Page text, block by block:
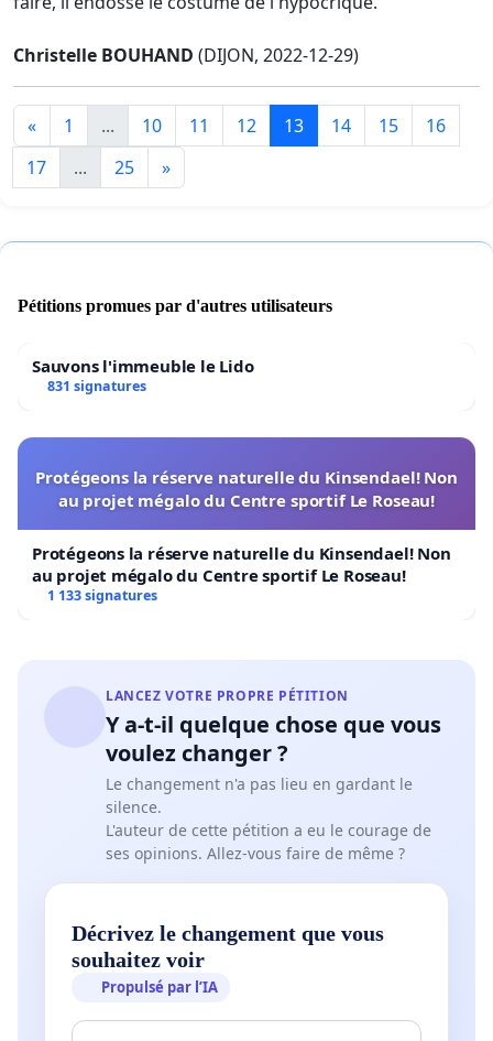
Christelle BOUHAND (DIJON, 2022-12-29)
« 1 ... 10 11 12 13 14 15
16
17
... 25 »
Pétitions promues par d'autres utilisateurs
Sauvons l'immeuble le Lido
831 signatures
Protégeons la réserve naturelle du Kinsendael! Non
au projet mégalo du Centre sportif Le Roseau!
Protégeons la réserve naturelle du Kinsendael! Non
au projet mégalo du Centre sportif Le Roseau!
1 133 signatures
LANCEZ VOTRE PROPRE PÉTITION
Y a-t-il quelque chose que vous
voulez changer ?
Le changement n'a pas lieu en gardant le
silence.
L'auteur de cette pétition a eu le courage de
ses opinions. Allez-vous faire de même ?
Décrivez le changement que vous
souhaitez voir
Propulsé par l’IA